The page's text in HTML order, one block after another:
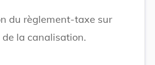
du règlement-taxe sur
la canalisation.